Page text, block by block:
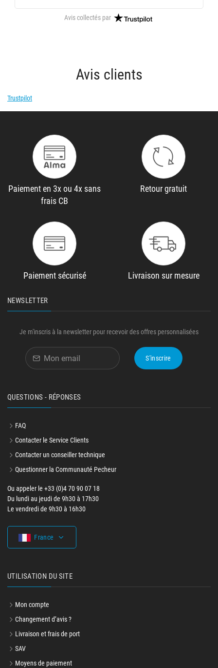
Avis collectés par
Avis clients
Trustpilot
Paiement en 3x ou 4x sans
frais CB
Retour gratuit
Paiement sécurisé Livraison sur mesure
NEWSLETTER
Je m'inscris à la newsletter pour recevoir des offres personnalisées
S'inscrire
QUESTIONS - RÉPONSES
FAQ
Contacter le Service Clients
Contacter un conseiller technique
Questionner la Communauté Pecheur
Ou appeler le +33 (0)4 70 90 07 18
Du lundi au jeudi de 9h30 à 17h30
Le vendredi de 9h30 à 16h30
France
UTILISATION DU SITE
Mon compte
Changement d’avis ?
Livraison et frais de port
SAV
Moyens de paiement